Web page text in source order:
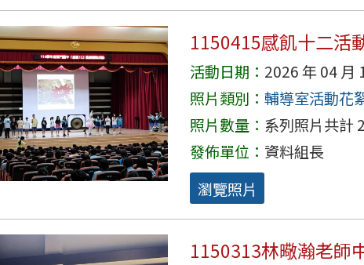
1150415感飢十二活
活動日期： 2026 年 04 月
照片類別： 輔導室活動花
照片數量： 系列照片共計
發佈單位： 資料組長
瀏覽照片
1150313林曔瀚老師